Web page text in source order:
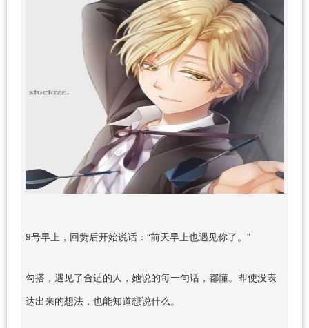
9号早上，回赞后开始说话：“前天早上也遇见你了。”
勾搭，遇见了合适的人，她说的每一句话，都懂。即使没表
达出来的想法，也能知道想说什么。